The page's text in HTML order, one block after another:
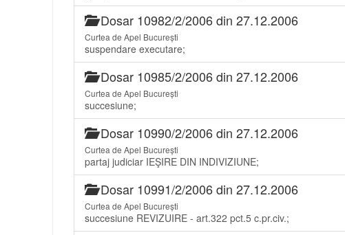
Dosar 10982/2/2006 din 27.12.2006
Curtea de Apel București
suspendare executare;
Dosar 10985/2/2006 din 27.12.2006
Curtea de Apel București
succesiune;
Dosar 10990/2/2006 din 27.12.2006
Curtea de Apel București
partaj judiciar IEŞIRE DIN INDIVIZIUNE;
Dosar 10991/2/2006 din 27.12.2006
Curtea de Apel București
succesiune REVIZUIRE - art.322 pct.5 c.pr.civ.;